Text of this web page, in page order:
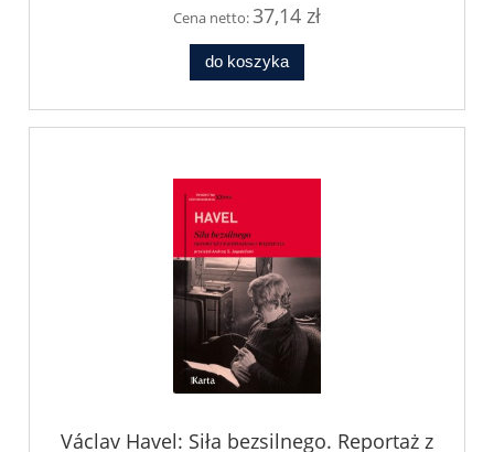
Cena netto:37,14 zł
do koszyka
Václav Havel: Siła bezsilnego. Reportaż z